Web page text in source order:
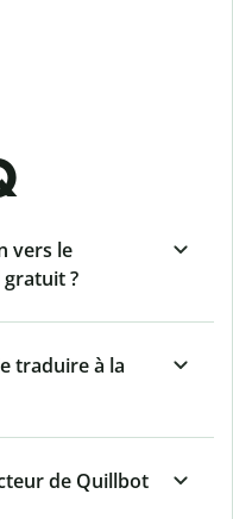
vers le
?
traduire à la
de Quillbot